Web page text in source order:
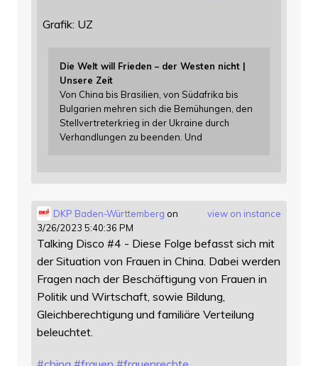
Grafik: UZ
Die Welt will Frieden – der Westen nicht |
Unsere Zeit
Von China bis Brasilien, von Südafrika bis
Bulgarien mehren sich die Bemühungen, den
Stellvertreterkrieg in der Ukraine durch
Verhandlungen zu beenden. Und
view on instance
DKP Baden-Württemberg on
3/26/2023 5:40:36 PM
Talking Disco #4 - Diese Folge befasst sich mit
der Situation von Frauen in China. Dabei werden
Fragen nach der Beschäftigung von Frauen in
Politik und Wirtschaft, sowie Bildung,
Gleichberechtigung und familiäre Verteilung
beleuchtet.